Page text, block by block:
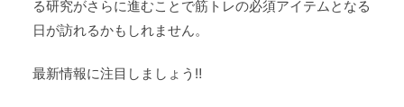
る研究がさらに進むことで筋トレの必須アイテムとなる
日が訪れるかもしれません。
最新情報に注目しましょう‼